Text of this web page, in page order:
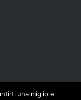
una migliore